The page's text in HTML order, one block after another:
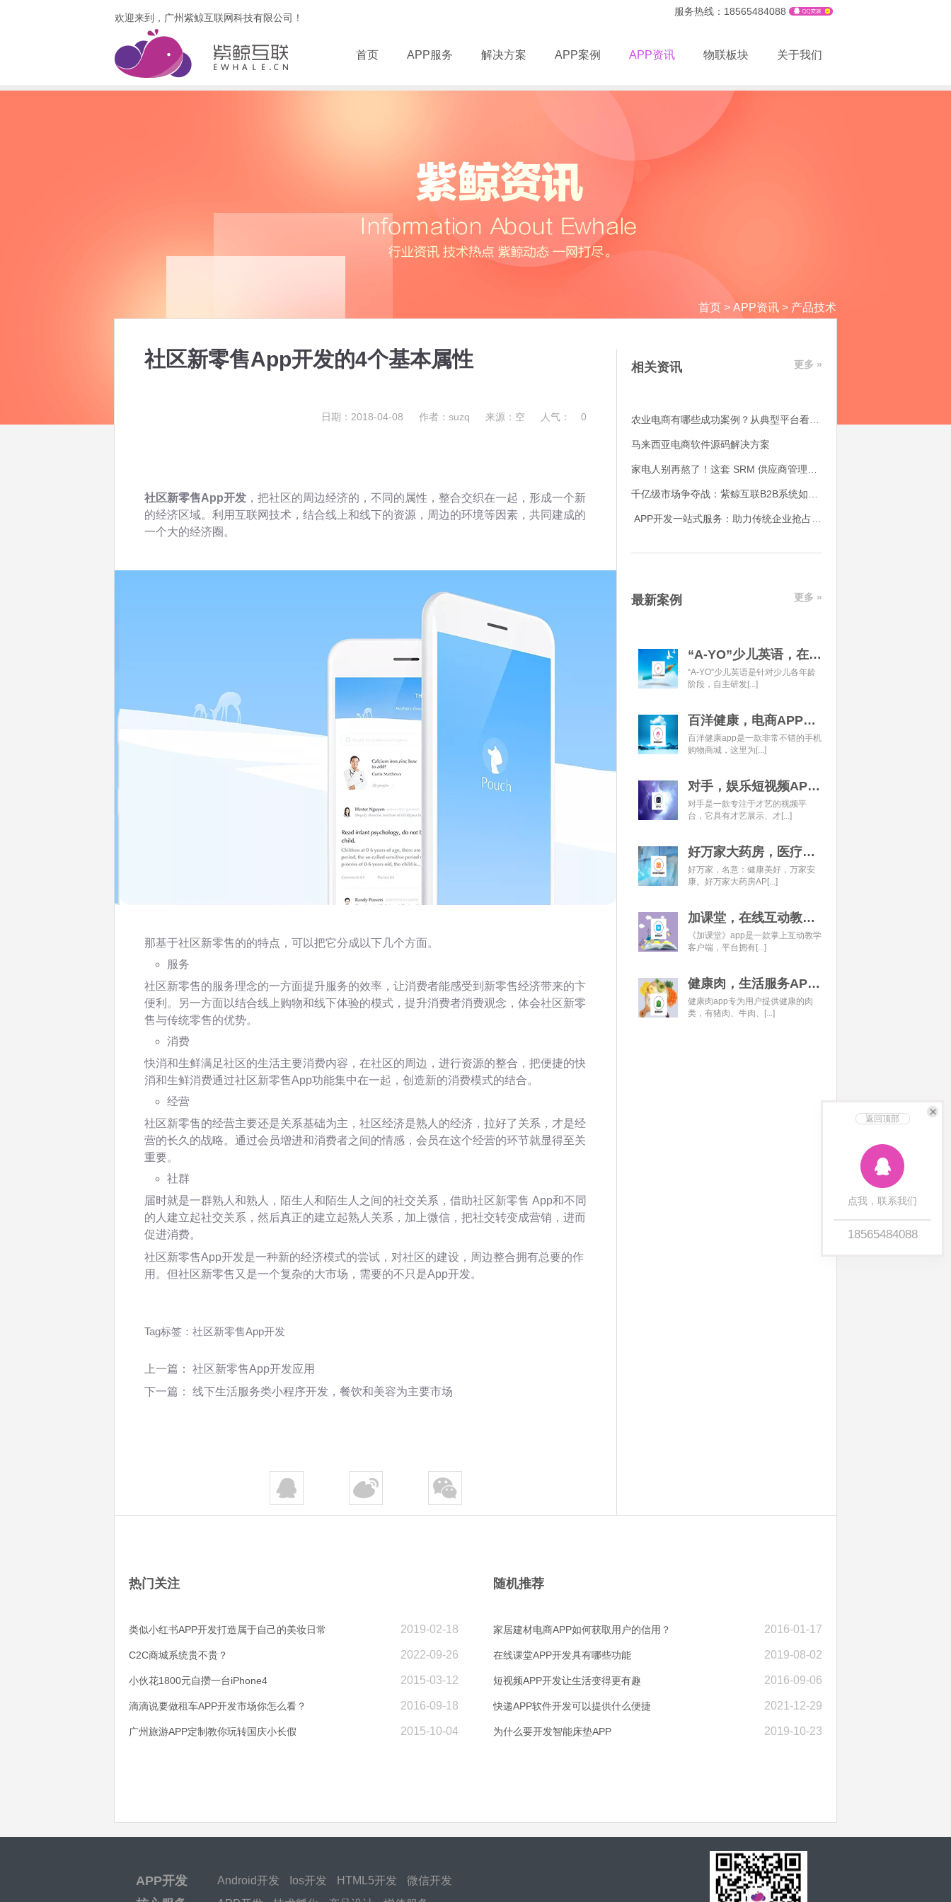
欢迎来到，广州紫鲸互联网科技有限公司！
服务热线：18565484088
首页 APP服务 解决方案 APP案例 APP资讯 物联板块 关于我们
返回顶部
点我，联系我们
18565484088
首页 > APP资讯 > 产品技术
社区新零售App开发的4个基本属性
日期：2018-04-08 作者：suzq 来源：空 人气： 0
社区新零售App开发 ，把社区的周边经济的，不同的属性，整合交织在一起，形成一个新
的经济区域。利用互联网技术，结合线上和线下的资源，周边的环境等因素，共同建成的
一个大的经济圈。
那基于社区新零售的的特点，可以把它分成以下几个方面。
服务
社区新零售的服务理念的一方面提升服务的效率，让消费者能感受到新零售经济带来的卞
便利。另一方面以结合线上购物和线下体验的模式，提升消费者消费观念，体会社区新零
售与传统零售的优势。
消费
快消和生鲜满足社区的生活主要消费内容，在社区的周边，进行资源的整合，把便捷的快
消和生鲜消费通过社区新零售App功能集中在一起，创造新的消费模式的结合。
经营
社区新零售的经营主要还是关系基础为主，社区经济是熟人的经济，拉好了关系，才是经
营的长久的战略。通过会员增进和消费者之间的情感，会员在这个经营的环节就显得至关
重要。
社群
届时就是一群熟人和熟人，陌生人和陌生人之间的社交关系，借助社区新零售 App和不同
的人建立起社交关系，然后真正的建立起熟人关系，加上微信，把社交转变成营销，进而
促进消费。
社区新零售App开发是一种新的经济模式的尝试，对社区的建设，周边整合拥有总要的作
用。但社区新零售又是一个复杂的大市场，需要的不只是App开发。
Tag标签： 社区新零售App开发
上一篇： 社区新零售App开发应用
下一篇： 线下生活服务类小程序开发，餐饮和美容为主要市场
相关资讯 更多 »
马来西亚电商软件源码解决方案
最新案例 更多 »
“A-YO”少儿英语，在线语言学习平台开发经典案例
“A-YO”少儿英语是针对少儿各年龄
阶段，自主研发[...]
百洋健康，电商APP开发经典案例
百洋健康app是一款非常不错的手机
购物商城，这里为[...]
对手，娱乐短视频APP开发经典案例
对手是一款专注于才艺的视频平
台，它具有才艺展示、才[...]
好万家大药房，医疗健康APP开发经典案例
好万家，名意：健康美好，万家安
康。好万家大药房AP[...]
加课堂，在线互动教育APP经典案例
《加课堂》app是一款掌上互动教学
客户端，平台拥有[...]
健康肉，生活服务APP开发经典案例
健康肉app专为用户提供健康的肉
类，有猪肉、牛肉、[...]
热门关注
2019-02-18
类似小红书APP开发打造属于自己的美妆日常
2022-09-26
C2C商城系统贵不贵？
2015-03-12
小伙花1800元自攒一台iPhone4
2016-09-18
滴滴说要做租车APP开发市场你怎么看？
2015-10-04
广州旅游APP定制教你玩转国庆小长假
随机推荐
2016-01-17
家居建材电商APP如何获取用户的信用？
2019-08-02
在线课堂APP开发具有哪些功能
2016-09-06
短视频APP开发让生活变得更有趣
2021-12-29
快递APP软件开发可以提供什么便捷
2019-10-23
为什么要开发智能床垫APP
APP开发 Android开发 Ios开发 HTML5开发 微信开发